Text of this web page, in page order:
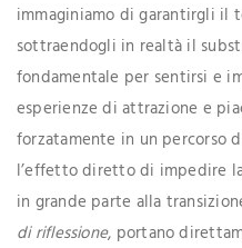
immaginiamo di garantirgli il
sottraendogli in realtà il
fondamentale per sentirsi e
esperienze di attrazione e
forzatamente in un percorso
l’effetto diretto di impedire
in grande parte alla
di riflessione, portano